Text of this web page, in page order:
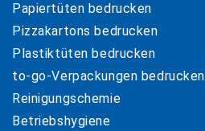
Papiertüten bedrucken
Pizzakartons bedrucken
Plastiktüten bedrucken
to-go-Verpackungen bedrucken
Reinigungschemie
Betriebshygiene